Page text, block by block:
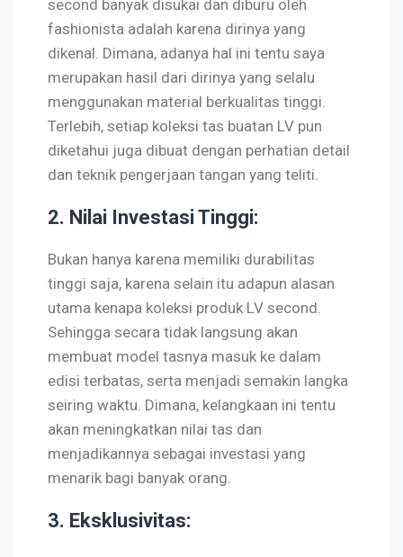
second banyak disukai dan diburu oleh
fashionista adalah karena dirinya yang
dikenal. Dimana, adanya hal ini tentu saya
merupakan hasil dari dirinya yang selalu
menggunakan material berkualitas tinggi.
Terlebih, setiap koleksi tas buatan LV pun
diketahui juga dibuat dengan perhatian detail
dan teknik pengerjaan tangan yang teliti.
2. Nilai Investasi Tinggi:
Bukan hanya karena memiliki durabilitas
tinggi saja, karena selain itu adapun alasan
utama kenapa koleksi produk LV second.
Sehingga secara tidak langsung akan
membuat model tasnya masuk ke dalam
edisi terbatas, serta menjadi semakin langka
seiring waktu. Dimana, kelangkaan ini tentu
akan meningkatkan nilai tas dan
menjadikannya sebagai investasi yang
menarik bagi banyak orang.
3. Eksklusivitas: